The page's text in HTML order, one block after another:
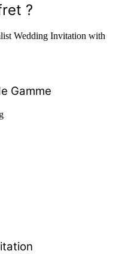
?
Wedding Invitation with
Gamme